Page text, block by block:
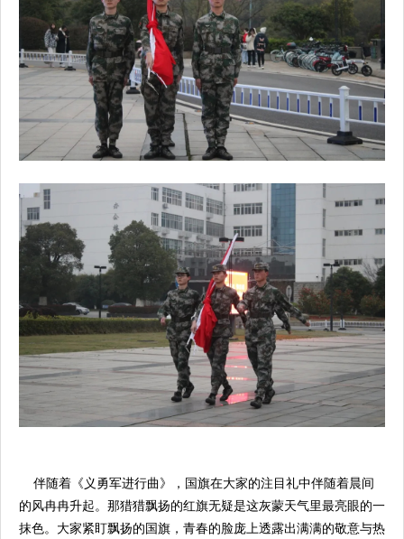
伴随着《义勇军进行曲》，国旗在大家的注目礼中伴随着晨间
的风冉冉升起。那猎猎飘扬的红旗无疑是这灰蒙天气里最亮眼的一
抹色。大家紧盯飘扬的国旗，青春的脸庞上透露出满满的敬意与热